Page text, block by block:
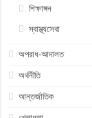
শিক্ষাঙ্গন
স্বাস্থ্যসেবা
অপরাধ-আদালত
অর্থনীতি
আন্তর্জাতিক